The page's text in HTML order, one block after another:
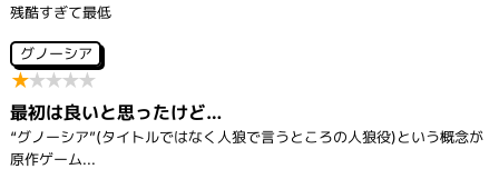
残酷すぎて最低
グノーシア
★★★★★
最初は良いと思ったけど…
“グノーシア”(タイトルではなく人狼で言うところの人狼役)という概念が
原作ゲーム...